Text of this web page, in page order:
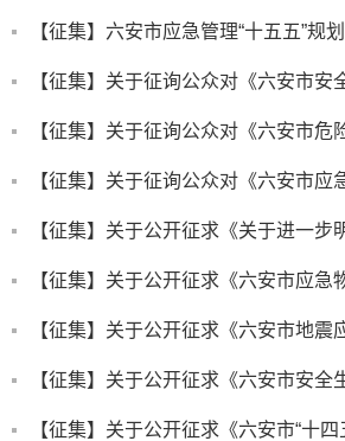
【征集】六安市应急管理“十五五”规
【征集】关于公开征求《六安市应
【征集】关于公开征求《六安市地
【征集】关于公开征求《六安市安
【征集】关于公开征求《六安市“十